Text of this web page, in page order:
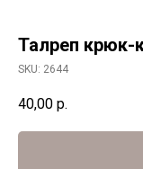
Талреп крюк-
SKU: 2644
40,00 р.